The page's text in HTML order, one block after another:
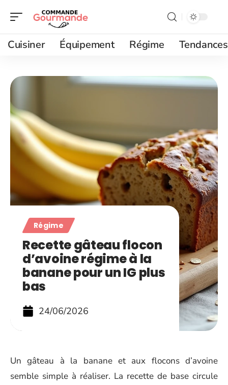
Cuisiner Équipement Régime Tendances
Régime
Recette gâteau flocon
d’avoine régime à la
banane pour un IG plus
bas
24/06/2026
Un gâteau à la banane et aux flocons d’avoine
semble simple à réaliser. La recette de base circule